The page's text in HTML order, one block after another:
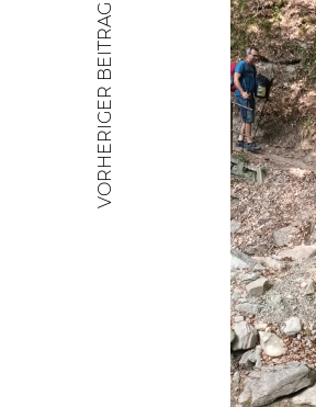
VORHERIGER BEITRAG